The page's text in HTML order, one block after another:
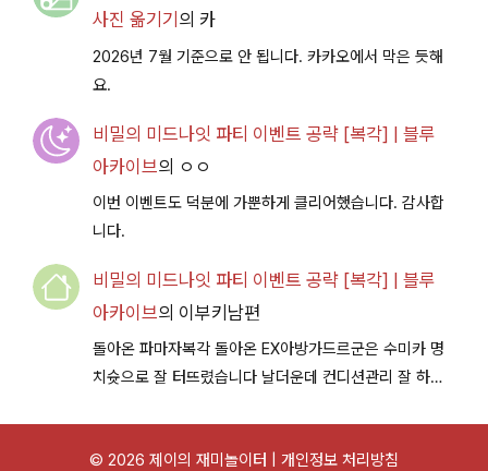
사진 옮기기 의 카
2026년 7월 기준으로 안 됩니다. 카카오에서 막은 듯해
요.
비밀의 미드나잇 파티 이벤트 공략 [복각] | 블루
아카이브의 ㅇㅇ
이번 이벤트도 덕분에 가뿐하게 클리어했습니다. 감사합
니다.
비밀의 미드나잇 파티 이벤트 공략 [복각] | 블루
아카이브의 이부키남편
돌아온 파마자복각 돌아온 EX아방가드르군은 수미카 명
치슛으로 잘 터뜨렸습니다 날더운데 컨디션관리 잘 하시
© 2026 제이의 재미놀이터 | 개인정보 처리방침